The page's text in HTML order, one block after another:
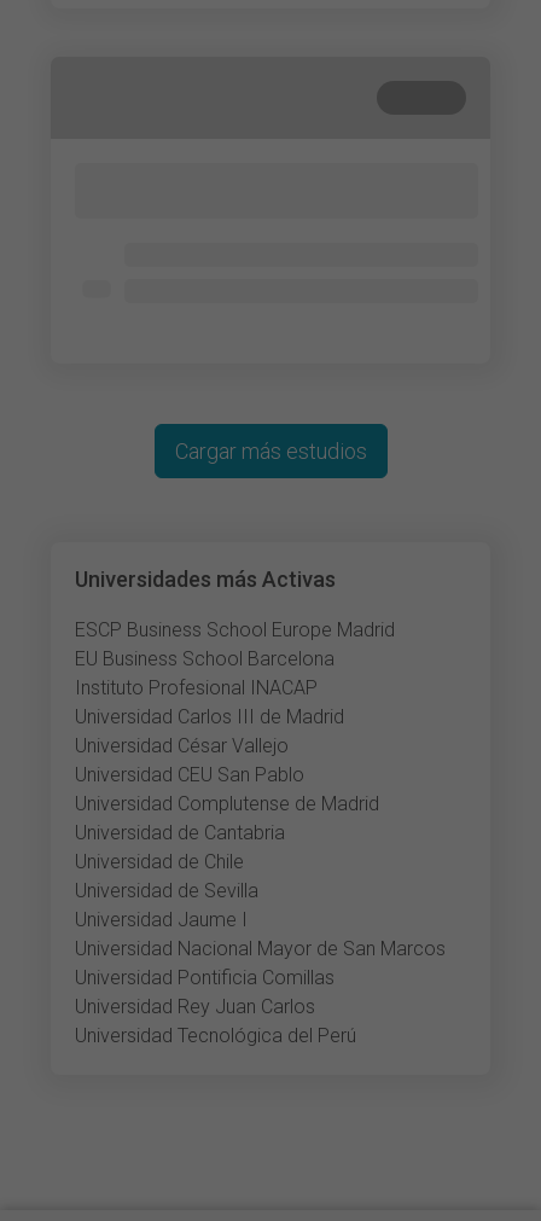
Universidades más Activas
ESCP Business School Europe Madrid
EU Business School Barcelona
Instituto Profesional INACAP
Universidad Carlos III de Madrid
Universidad César Vallejo
Universidad CEU San Pablo
Universidad Complutense de Madrid
Universidad de Cantabria
Universidad de Chile
Universidad de Sevilla
Universidad Jaume I
Universidad Nacional Mayor de San Marcos
Universidad Pontificia Comillas
Universidad Rey Juan Carlos
Universidad Tecnológica del Perú
Cargar más estudios